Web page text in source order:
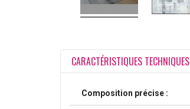
CARACTÉRISTIQUES TECHNIQUES
Composition précise :